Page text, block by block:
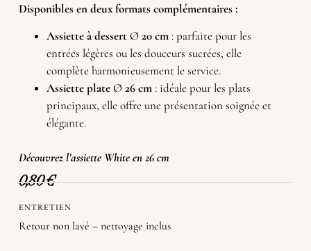
Disponibles en deux formats complémentaires :
Assiette à dessertØ20 cm: parfaite pour les
entrées légères ou les douceurs sucrées, elle
complète harmonieusement le service.
Assiette plateØ26 cm: idéale pour les plats
principaux, elle offre une présentation soignée et
élégante.
Découvrez l’assiette White en 26 cm
0,80€
ENTRETIEN
Retour non lavé – nettoyage inclus